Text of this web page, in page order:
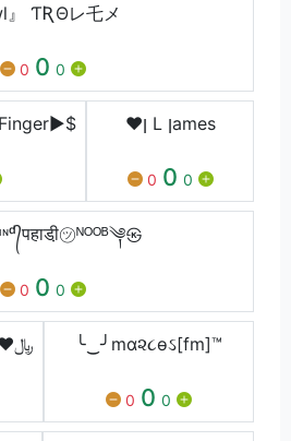
』 ƬƦΘレ乇メ
0 0 0
♥ן L ןames
0 0 0
㋡ᴺᴼᴼᴮ༆㉿
0 0 0
༲࿆༫࿆࿂࿆༗tanuj Bahi❤❤﷼ ╰‿╯mα૨૮ѳઽ[fm]™
0 0 0